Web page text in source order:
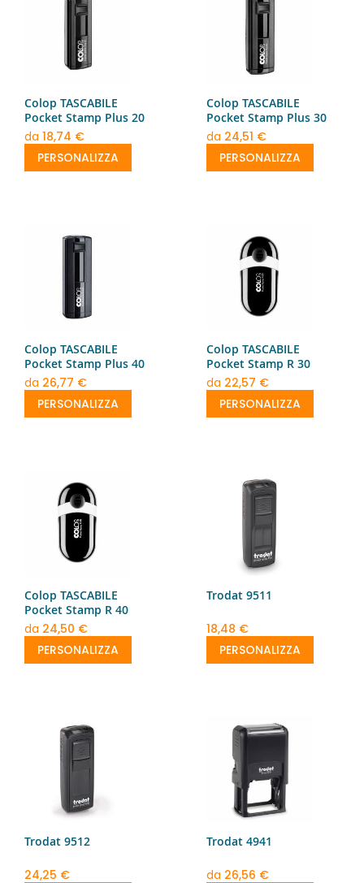
Colop TASCABILE
Pocket Stamp Plus 20
da 18,74 €
PERSONALIZZA
Colop TASCABILE
Pocket Stamp Plus 30
da 24,51 €
PERSONALIZZA
Colop TASCABILE
Pocket Stamp Plus 40
da 26,77 €
PERSONALIZZA
Colop TASCABILE
Pocket Stamp R 30
da 22,57 €
PERSONALIZZA
Colop TASCABILE
Pocket Stamp R 40
da 24,50 €
PERSONALIZZA
Trodat 9511
18,48 €
PERSONALIZZA
Trodat 9512
24,25 €
Trodat 4941
da 26,56 €